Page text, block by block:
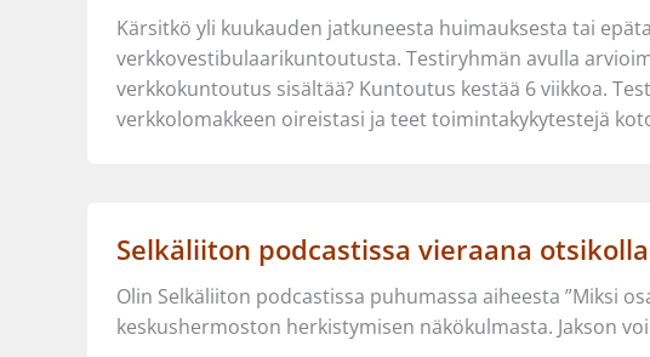
Kärsitkö yli kuukauden jatkuneesta huimauksesta tai
verkkovestibulaarikuntoutusta. Testiryhmän avulla
verkkokuntoutus sisältää? Kuntoutus kestää 6 viikkoa.
verkkolomakkeen oireistasi ja teet toimintakykytestejä
Selkäliiton podcastissa vieraana
Olin Selkäliiton podcastissa puhumassa aiheesta ”Miksi
keskushermoston herkistymisen näkökulmasta. Jakson